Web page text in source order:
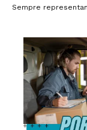
Sempre